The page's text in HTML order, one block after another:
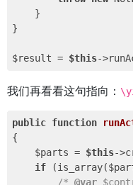
    }
}
$result = $this-
我们再看看这句指向：
public function
{
    $parts =
$this-
if
/* @var